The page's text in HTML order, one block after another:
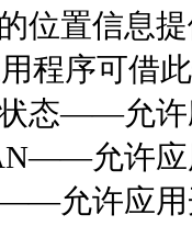
位置信息
程序可借
态——允许
允许应
允许应用